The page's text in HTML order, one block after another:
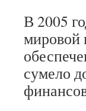
В 2005
мировой
сумело